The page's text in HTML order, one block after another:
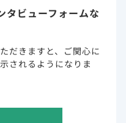
性
安全性
験の主要評価項目の結果
効性（海外デー
タビューフォームな
だきますと、 ご関心に
されるようになりま